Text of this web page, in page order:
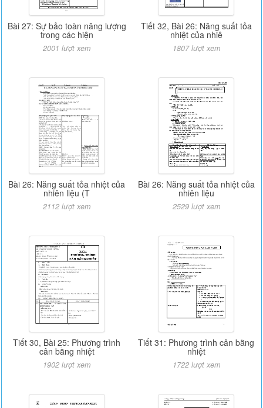
Bài 27: Sự bảo toàn năng lượng
trong các hiện
2001 lượt xem
Tiết 32, Bài 26: Năng suất tỏa
nhiệt của nhiê
1807 lượt xem
Bài 26: Năng suất tỏa nhiệt của
nhiên liệu (T
2112 lượt xem
Bài 26: Năng suất tỏa nhiệt của
nhiên liệu
2529 lượt xem
Tiết 30, Bài 25: Phương trình
cân bằng nhiệt
1902 lượt xem
Tiết 31: Phương trình cân bằng
nhiệt
1722 lượt xem